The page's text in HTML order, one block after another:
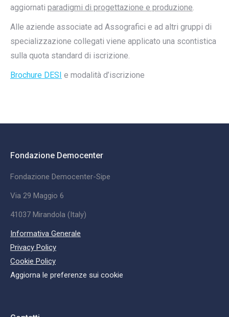
aggiornati paradigmi di progettazione e produzione
Alle aziende associate ad Assografici e ad altri gruppi di
specializzazione collegati viene applicato una scontistica
sulla quota standard di iscrizione.
Brochure DESI e modalità d’iscrizione
Fondazione Democenter
Fondazione Democenter-Sipe
Via 29 Maggio 6
41037 Mirandola (Italy)
Informativa Generale
Privacy Policy
Cookie Policy
Aggiorna le preferenze sui cookie